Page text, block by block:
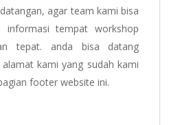
agar team kami bisa
informasi tempat workshop
tepat. anda bisa datang
kami yang sudah kami
footer website ini.